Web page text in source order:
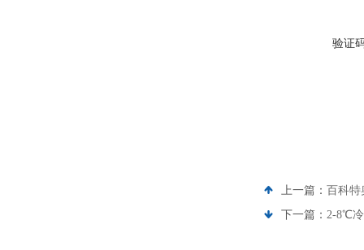
验证
上一篇： 百科特
下一篇： 2-8℃冷